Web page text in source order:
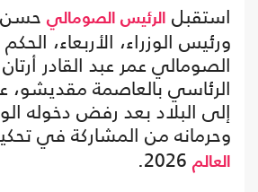
استقبل الرئيس الصومالي حسن
ورئيس الوزراء، الأربعاء،
الصومالي عمر عبد القادر
الرئاسي بالعاصمة
إلى البلاد بعد رفض دخوله
وحرمانه من المشاركة في
العالم